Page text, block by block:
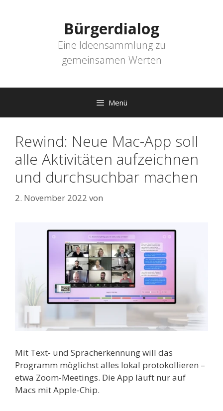
Bürgerdialog
Eine Ideensammlung zu
gemeinsamen Werten
Menü
Rewind: Neue Mac-App soll
alle Aktivitäten aufzeichnen
und durchsuchbar machen
2. November 2022 von
Mit Text- und Spracherkennung will das
Programm möglichst alles lokal protokollieren –
etwa Zoom-Meetings. Die App läuft nur auf
Macs mit Apple-Chip.